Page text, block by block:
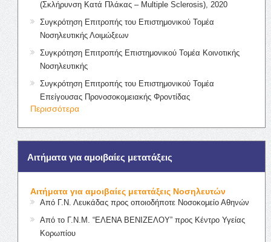
(Σκλήρυνση Κατά Πλάκας – Multiple Sclerosis), 2020
Συγκρότηση Επιτροπής του Επιστημονικού Τομέα
Νοσηλευτικής Λοιμώξεων
Συγκρότηση Επιτροπής Επιστημονικού Τομέα Κοινοτικής
Νοσηλευτικής
Συγκρότηση Επιτροπής του Επιστημονικού Τομέα
Επείγουσας Προνοσοκομειακής Φροντίδας
Περισσότερα
Αιτήματα για αμοιβαίες μετατάξεις
Αιτήματα για αμοιβαίες μετατάξεις Νοσηλευτών
Από Γ.Ν. Λευκάδας προς οποιοδήποτε Νοσοκομείο Αθηνών
Από το Γ.Ν.Μ. “ΕΛΕΝΑ ΒΕΝΙΖΕΛΟΥ” προς Κέντρο Υγείας
Κορωπίου